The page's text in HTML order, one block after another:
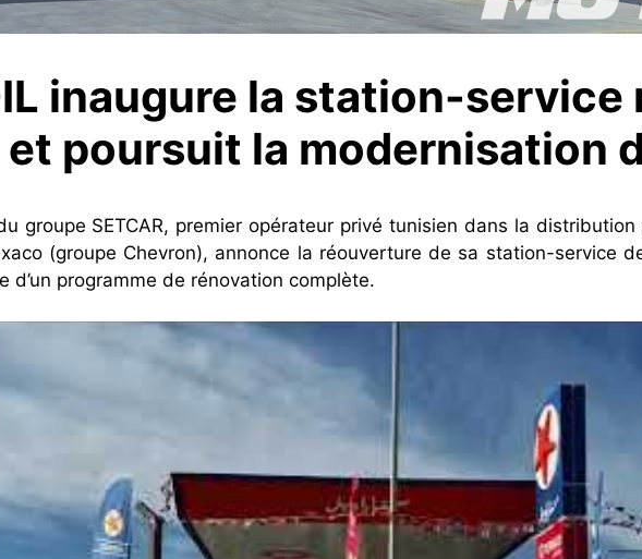
inaugure la station-service
poursuit la modernisation
groupe SETCAR, premier opérateur privé tunisien dans la distribution
(groupe Chevron), annonce la réouverture de sa station-service
d’un programme de rénovation complète.